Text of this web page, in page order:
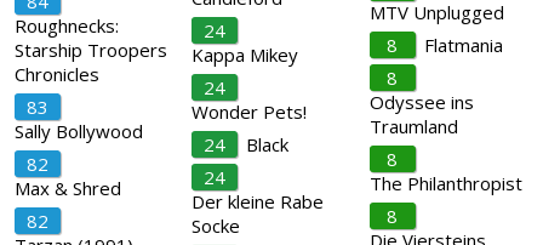
Roughnecks:
Starship Troopers
Chronicles
83
Sally Bollywood
82
Max & Shred
82
24
Kappa Mikey
24
Wonder Pets!
24
Black
24
Der kleine Rabe
Socke
MTV Unplugged
8
Flatmania
8
Odyssee ins
Traumland
8
The Philanthropist
8
Die Viersteins